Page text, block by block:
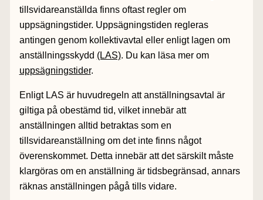
tillsvidareanställda finns oftast regler om
uppsägningstider. Uppsägningstiden regleras
antingen genom kollektivavtal eller enligt lagen om
anställningsskydd (LAS). Du kan läsa mer om
uppsägningstider.
Enligt LAS är huvudregeln att anställningsavtal är
giltiga på obestämd tid, vilket innebär att
anställningen alltid betraktas som en
tillsvidareanställning om det inte finns något
överenskommet. Detta innebär att det särskilt måste
klargöras om en anställning är tidsbegränsad, annars
räknas anställningen pågå tills vidare.